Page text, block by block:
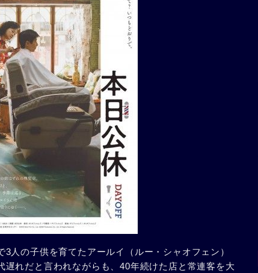
人の子供を育てたアールイ（ルー・シャオフェン）
遅れだと言われながらも、40年続けた店と常連客を大